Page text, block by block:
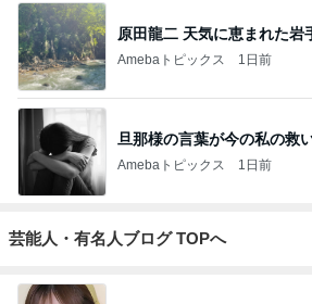
原田龍二 天気に恵まれた岩
Amebaトピックス 1日前
旦那様の言葉が今の私の救
Amebaトピックス 1日前
芸能人・有名人ブログ TOPへ